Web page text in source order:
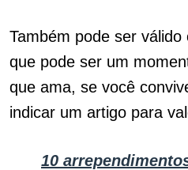
Também pode ser
que pode ser um
que ama, se você
indicar um artigo para
10